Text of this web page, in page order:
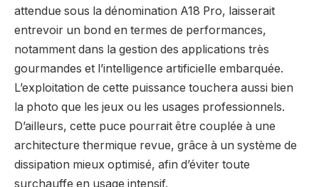
attendue sous la dénomination A18 Pro, laisserait
entrevoir un bond en termes de performances,
notamment dans la gestion des applications très
gourmandes et l’intelligence artificielle embarquée.
L’exploitation de cette puissance touchera aussi bien
la photo que les jeux ou les usages professionnels.
D’ailleurs, cette puce pourrait être couplée à une
architecture thermique revue, grâce à un système de
dissipation mieux optimisé, afin d’éviter toute
surchauffe en usage intensif.